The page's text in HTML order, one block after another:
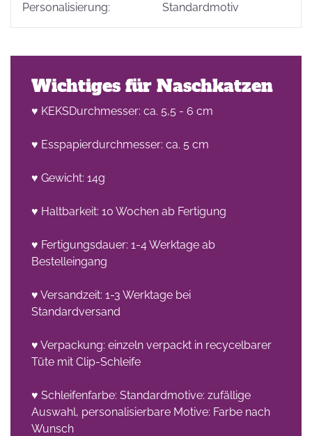
Personalisierung: Standardmotiv
Wichtiges für Naschkatzen
♥ KEKSDurchmesser: ca. 5,5 - 6 cm
♥ Esspapierdurchmesser: ca. 5 cm
♥ Gewicht: 14g
♥ Haltbarkeit: 10 Wochen ab Fertigung
♥ Fertigungsdauer: 1-4 Werktage ab
Bestelleingang
♥ Versandzeit: 1-3 Werktage bei
Standardversand
♥ Verpackung: einzeln verpackt in recycelbarer
Tüte mit Clip-Schleife
♥ Schleifenfarbe: Standardmotive: zufällige
Auswahl, personalisierbare Motive: Farbe nach
Wunsch